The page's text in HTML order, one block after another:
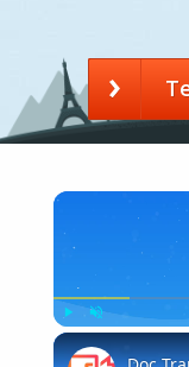
Play Unmute